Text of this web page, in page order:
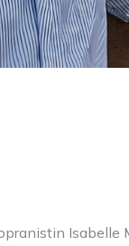
Isabelle